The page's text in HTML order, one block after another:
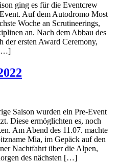
ging es für die Eventcrew
Auf dem Autodromo Most
Woche an Scrutineerings,
an. Nach dem Abbau des
der ersten Award Ceremony,
[…]
Saison wurden ein Pre-Event
Diese ermöglichten es, noch
Am Abend des 11.07. machte
Mia, im Gepäck auf den
Nachtfahrt über die Alpen,
des nächsten […]